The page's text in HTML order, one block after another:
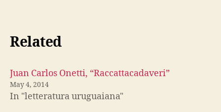
Related
Juan Carlos Onetti, “Raccattacadaveri”
May 4, 2014
In "letteratura uruguaiana"